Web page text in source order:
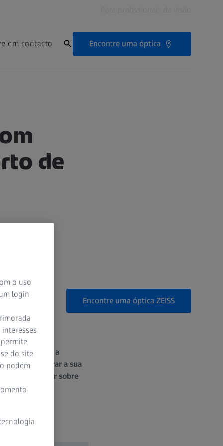
em contacto Encontre uma óptica
de
Encontre uma óptica ZEISS
a
melhorar a sua
de saber sobre
o uso
login
do site
podem